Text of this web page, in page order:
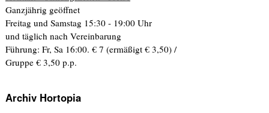
Ganzjährig geöffnet
Freitag und Samstag 15:30 - 19:00 Uhr
und täglich nach Vereinbarung
Führung: Fr, Sa 16:00. € 7 (ermäßigt € 3,50) /
Gruppe € 3,50 p.p.
Archiv Hortopia